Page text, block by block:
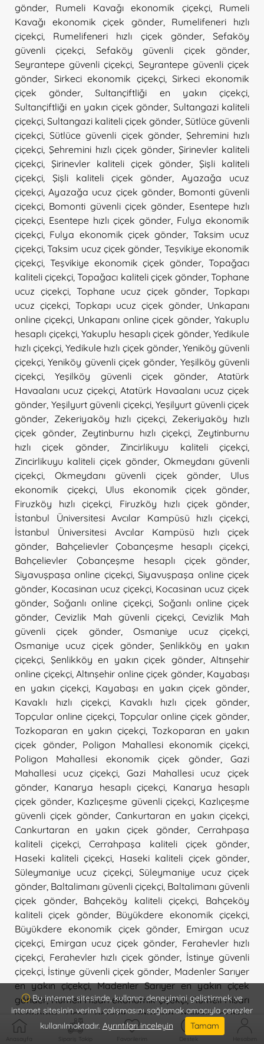
gönder
Rumeli Kavağı ekonomik çiçekçi, Rumeli
Kavağı ekonomik çiçek gönder, Rumelifeneri hızlı
çiçekçi
Rumelifeneri hızlı çiçek gönder,Sefaköy
güvenli çiçekçi
Sefaköy güvenli çiçek gönder
Seyrantepe güvenli çiçekçi Seyrantepe güvenli çiçek
gönder
Sirkeci ekonomik çiçekçi,Sirkeci ekonomik
çiçek gönder ,Sultançiftliği en yakın çiçekçi
Sultançiftliği en yakın çiçek gönder Sultangazi kaliteli
çiçekçi Sultangazi kaliteli çiçek gönder Sütlüce güvenli
çiçekçi ,Sütlüce güvenli çiçek gönder, Şehremini hızlı
çiçekçi Şehremini hızlı çiçek gönder ,Şirinevler kaliteli
çiçekçi
Şirinevler kaliteli çiçek gönder
Şişli kaliteli
çiçekçi
Şişli kaliteli çiçek gönder ,Ayazağa ucuz
çiçekçi ,Ayazağa ucuz çiçek gönder, Bomonti güvenli
çiçekçi Bomonti güvenli çiçek gönder Esentepe hızlı
çiçekçi Esentepe hızlı çiçek gönder Fulya ekonomik
çiçekçi Fulya ekonomik çiçek gönder Taksim ucuz
çiçekçi ,Taksim ucuz çiçek gönder Teşvikiye ekonomik
çiçekçi Teşvikiye ekonomik çiçek gönder ,Topağacı
kaliteli çiçekçi ,Topağacı kaliteli çiçek gönder,Tophane
ucuz çiçekçi
Tophane ucuz çiçek gönder
Topkapı
ucuz çiçekçi Topkapı ucuz çiçek gönder
Unkapanı
online çiçekçi, Unkapanı online çiçek gönder ,Yakuplu
hesaplı çiçekçi, Yakuplu hesaplı çiçek gönder, Yedikule
hızlı çiçekçi ,Yedikule hızlı çiçek gönder, Yeniköy güvenli
çiçekçi ,Yeniköy güvenli çiçek gönder Yeşilköy güvenli
çiçekçi ,Yeşilköy güvenli çiçek gönder,Atatürk
Havaalanı ucuz çiçekçi Atatürk Havaalanı ucuz çiçek
gönder Yeşilyurt güvenli çiçekçi, Yeşilyurt güvenli çiçek
gönder
Zekeriyaköy hızlı çiçekçi, Zekeriyaköy hızlı
çiçek gönder
Zeytinburnu hızlı çiçekçi
Zeytinburnu
hızlı çiçek gönder, Zincirlikuyu kaliteli çiçekçi
Zincirlikuyu kaliteli çiçek gönder Okmeydanı güvenli
çiçekçi
Okmeydanı güvenli çiçek gönder
Ulus
ekonomik çiçekçi, Ulus ekonomik çiçek gönder
Firuzköy hızlı çiçekçi
Firuzköy hızlı çiçek gönder
İstanbul Üniversitesi Avcılar Kampüsü hızlı çiçekçi
İstanbul Üniversitesi Avcılar Kampüsü hızlı çiçek
gönder
Bahçelievler Çobançeşme hesaplı çiçekçi
Bahçelievler Çobançeşme hesaplı çiçek gönder
Siyavuşpaşa online çiçekçi,Siyavuşpaşa online çiçek
gönder Kocasinan ucuz çiçekçi, Kocasinan ucuz çiçek
gönder ,Soğanlı online çiçekçi, Soğanlı online çiçek
gönder
Cevizlik Mah güvenli çiçekçi
Cevizlik Mah
güvenli çiçek gönder,Osmaniye ucuz çiçekçi
Osmaniye ucuz çiçek gönder,Şenlikköy en yakın
çiçekçi
Şenlikköy en yakın çiçek gönder, Altınşehir
online çiçekçi, Altınşehir online çiçek gönder, Kayabaşı
en yakın çiçekçi
Kayabaşı en yakın çiçek gönder
Kavaklı hızlı çiçekçi, Kavaklı hızlı çiçek gönder
Topçular online çiçekçi, Topçular online çiçek gönder
Tozkoparan en yakın çiçekçi, Tozkoparan en yakın
çiçek gönder, Poligon Mahallesi ekonomik çiçekçi
Poligon Mahallesi ekonomik çiçek gönder,Gazi
Mahallesi ucuz çiçekçi ,Gazi Mahallesi ucuz çiçek
gönder
Kanarya hesaplı çiçekçi
Kanarya hesaplı
çiçek gönder Kazlıçeşme güvenli çiçekçi, Kazlıçeşme
güvenli çiçek gönder Cankurtaran en yakın çiçekçi
Cankurtaran en yakın çiçek gönder ,Cerrahpaşa
kaliteli çiçekçi ,Cerrahpaşa kaliteli çiçek gönder
Haseki kaliteli çiçekçi
Haseki kaliteli çiçek gönder
Süleymaniye ucuz çiçekçi,Süleymaniye ucuz çiçek
gönder Baltalimanı güvenli çiçekçi Baltalimanı güvenli
çiçek gönder, Bahçeköy kaliteli çiçekçi
Bahçeköy
kaliteli çiçek gönder, Büyükdere ekonomik çiçekçi
Büyükdere ekonomik çiçek gönder
Emirgan ucuz
çiçekçi
Emirgan ucuz çiçek gönder
Ferahevler hızlı
çiçekçi Ferahevler hızlı çiçek gönder İstinye güvenli
çiçekçi İstinye güvenli çiçek gönder Madenler Sarıyer
en yakın çiçekçi,Madenler Sarıyer en yakın çiçek
gönder,Rumeli Hisarı ekonomik çiçekçi ,Rumeli Hisarı
ekonomik çiçek gönder,Tarabya güvenli çiçekçi,
Tarabya güvenli çiçek gönder,Gümüşsuyu hesaplı
Anasayfa Sipariş Takip Favorilerim Destek Hesabım
Bu internet sitesinde, kullanıcı deneyimini geliştirmek ve
internet sitesinin verimli çalışmasını sağlamak amacıyla çerezler
kullanılmaktadır. Ayrıntıları inceleyin Tamam